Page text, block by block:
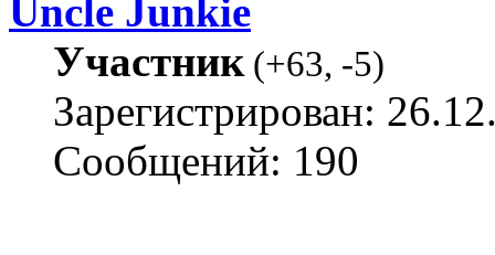
Uncle Junkie
Участник(+63, -5)
Зарегистрирован:
Сообщений: 190